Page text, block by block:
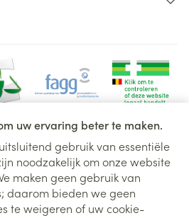
uw ervaring beter te maken.
gebruik van essentiële
noodzakelijk om onze website
maken geen gebruik van
daarom bieden we geen
te weigeren of uw cookie-